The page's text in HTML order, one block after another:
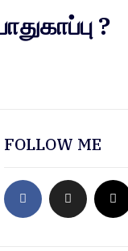
?
FOLLOW ME